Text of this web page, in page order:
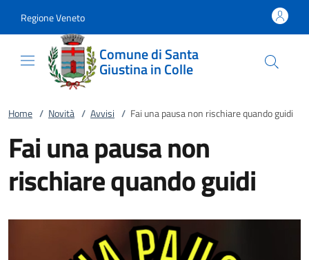
Regione Veneto
Comune di Santa
Giustina in Colle
Home / Novità / Avvisi / Fai una pausa non rischiare quando guidi
Fai una pausa non
rischiare quando guidi